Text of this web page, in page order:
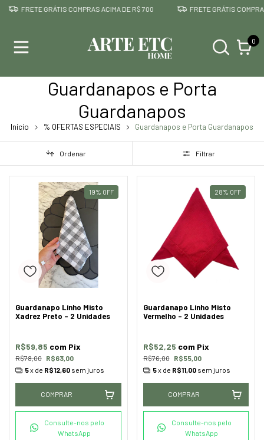
GRÁTIS COMPRAS ACIMA DE R$ 700 FRETE GRÁTIS COMPRAS ACIMA
0
Guardanapos e Porta
Guardanapos
Início % OFERTAS ESPECIAIS Guardanapos e Porta Guardanapos
Ordenar Filtrar
19% OFF
Guardanapo Linho Misto
Xadrez Preto - 2 Unidades
R$78,00 R$63,00
R$59,85 com Pix
5x de R$12,60 sem juros
COMPRAR
Consulte-nos pelo
WhatsApp
28% OFF
Guardanapo Linho Misto
Vermelho - 2 Unidades
R$76,00 R$55,00
R$52,25 com Pix
5x de R$11,00 sem juros
COMPRAR
Consulte-nos pelo
WhatsApp